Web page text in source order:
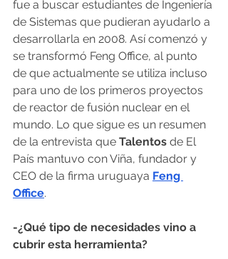
fue a buscar estudiantes de Ingeniería
de Sistemas que pudieran ayudarlo a
desarrollarla en 2008. Así comenzó y
se transformó Feng Office, al punto
de que actualmente se utiliza incluso
para uno de los primeros proyectos
de reactor de fusión nuclear en el
mundo. Lo que sigue es un resumen
de la entrevista que Talentos de El
País mantuvo con Viña, fundador y
CEO de la firma uruguaya Feng
Office.
-¿Qué tipo de necesidades vino a
cubrir esta herramienta?